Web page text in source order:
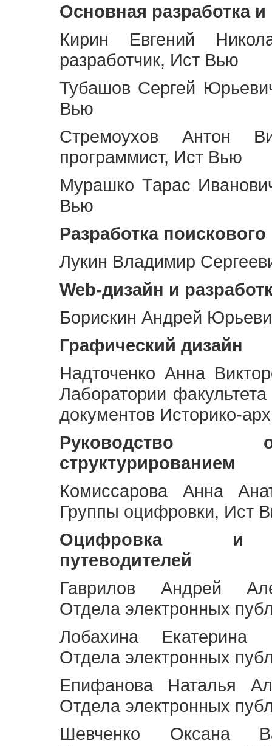
Основная разработка
Кирин Евгений
разработчик, Ист Вью
Тубашов Сергей
Вью
Стремоухов Антон
программист, Ист Вью
Мурашко Тарас
Вью
Разработка
Лукин Владимир
Web-дизайн и
Борискин Андрей
Графический дизайн
Надточенко Анна
Лаборатории
документов Историко-
Руководство
структурированием
Комиссарова Анна
Группы оцифровки, Ист
Оцифровка и
путеводителей
Гаврилов Андрей
Отдела электронных
Лобахина Екатерина
Отдела электронных
Епифанова Наталья
Отдела электронных
Шевченко Оксана